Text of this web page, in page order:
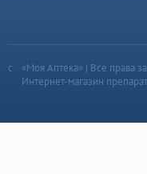
«Моя Аптека» | Все права
Интернет-магазин